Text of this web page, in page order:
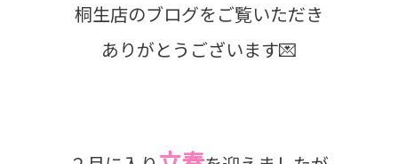
桐生店のブログをご覧いただき
ありがとうございます💌